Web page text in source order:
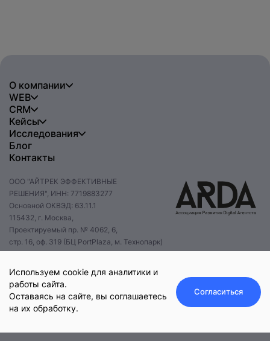
О компании
WEB
CRM
Кейсы
Исследования
Блог
Контакты
ООО "АЙТРЕК ЭФФЕКТИВНЫЕ
РЕШЕНИЯ", ИНН: 7719883277
Основной ОКВЭД: 63.11.1
115432, г. Москва,
Проектируемый пр. № 4062, 6,
стр. 16, оф. 319 (БЦ PortPlaza, м. Технопарк)
Используем cookie для аналитики и
работы сайта.
Оставаясь на сайте, вы соглашаетесь
на их обработку.
Согласиться